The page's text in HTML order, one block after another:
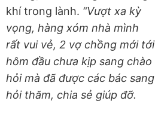
khí trong lành. “Vượt xa kỳ
vọng, hàng xóm nhà mình
rất vui vẻ, 2 vợ chồng mới tới
hôm đầu chưa kịp sang chào
hỏi mà đã được các bác sang
hỏi thăm, chia sẻ giúp đỡ.